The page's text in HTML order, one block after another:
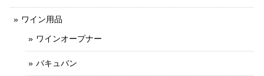
ワイン用品
ワインオープナー
バキュバン